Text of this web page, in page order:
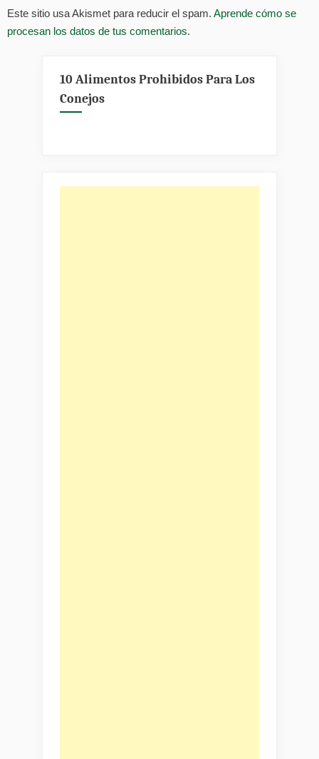
Este sitio usa Akismet para reducir el spam. Aprende cómo se
procesan los datos de tus comentarios.
10 Alimentos Prohibidos Para Los
Conejos